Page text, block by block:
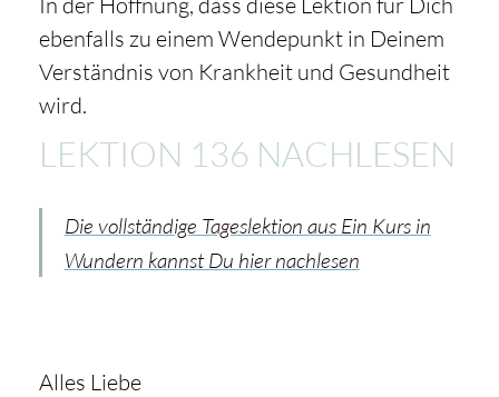
ebenfalls zu einem Wendepunkt in Deinem
Verständnis von Krankheitund Gesundheit
wird.
LEKTION 136 NACHLESEN
Die vollständige Tageslektion aus Ein Kurs in
Wundern kannst Du hier nachlesen
Alles Liebe